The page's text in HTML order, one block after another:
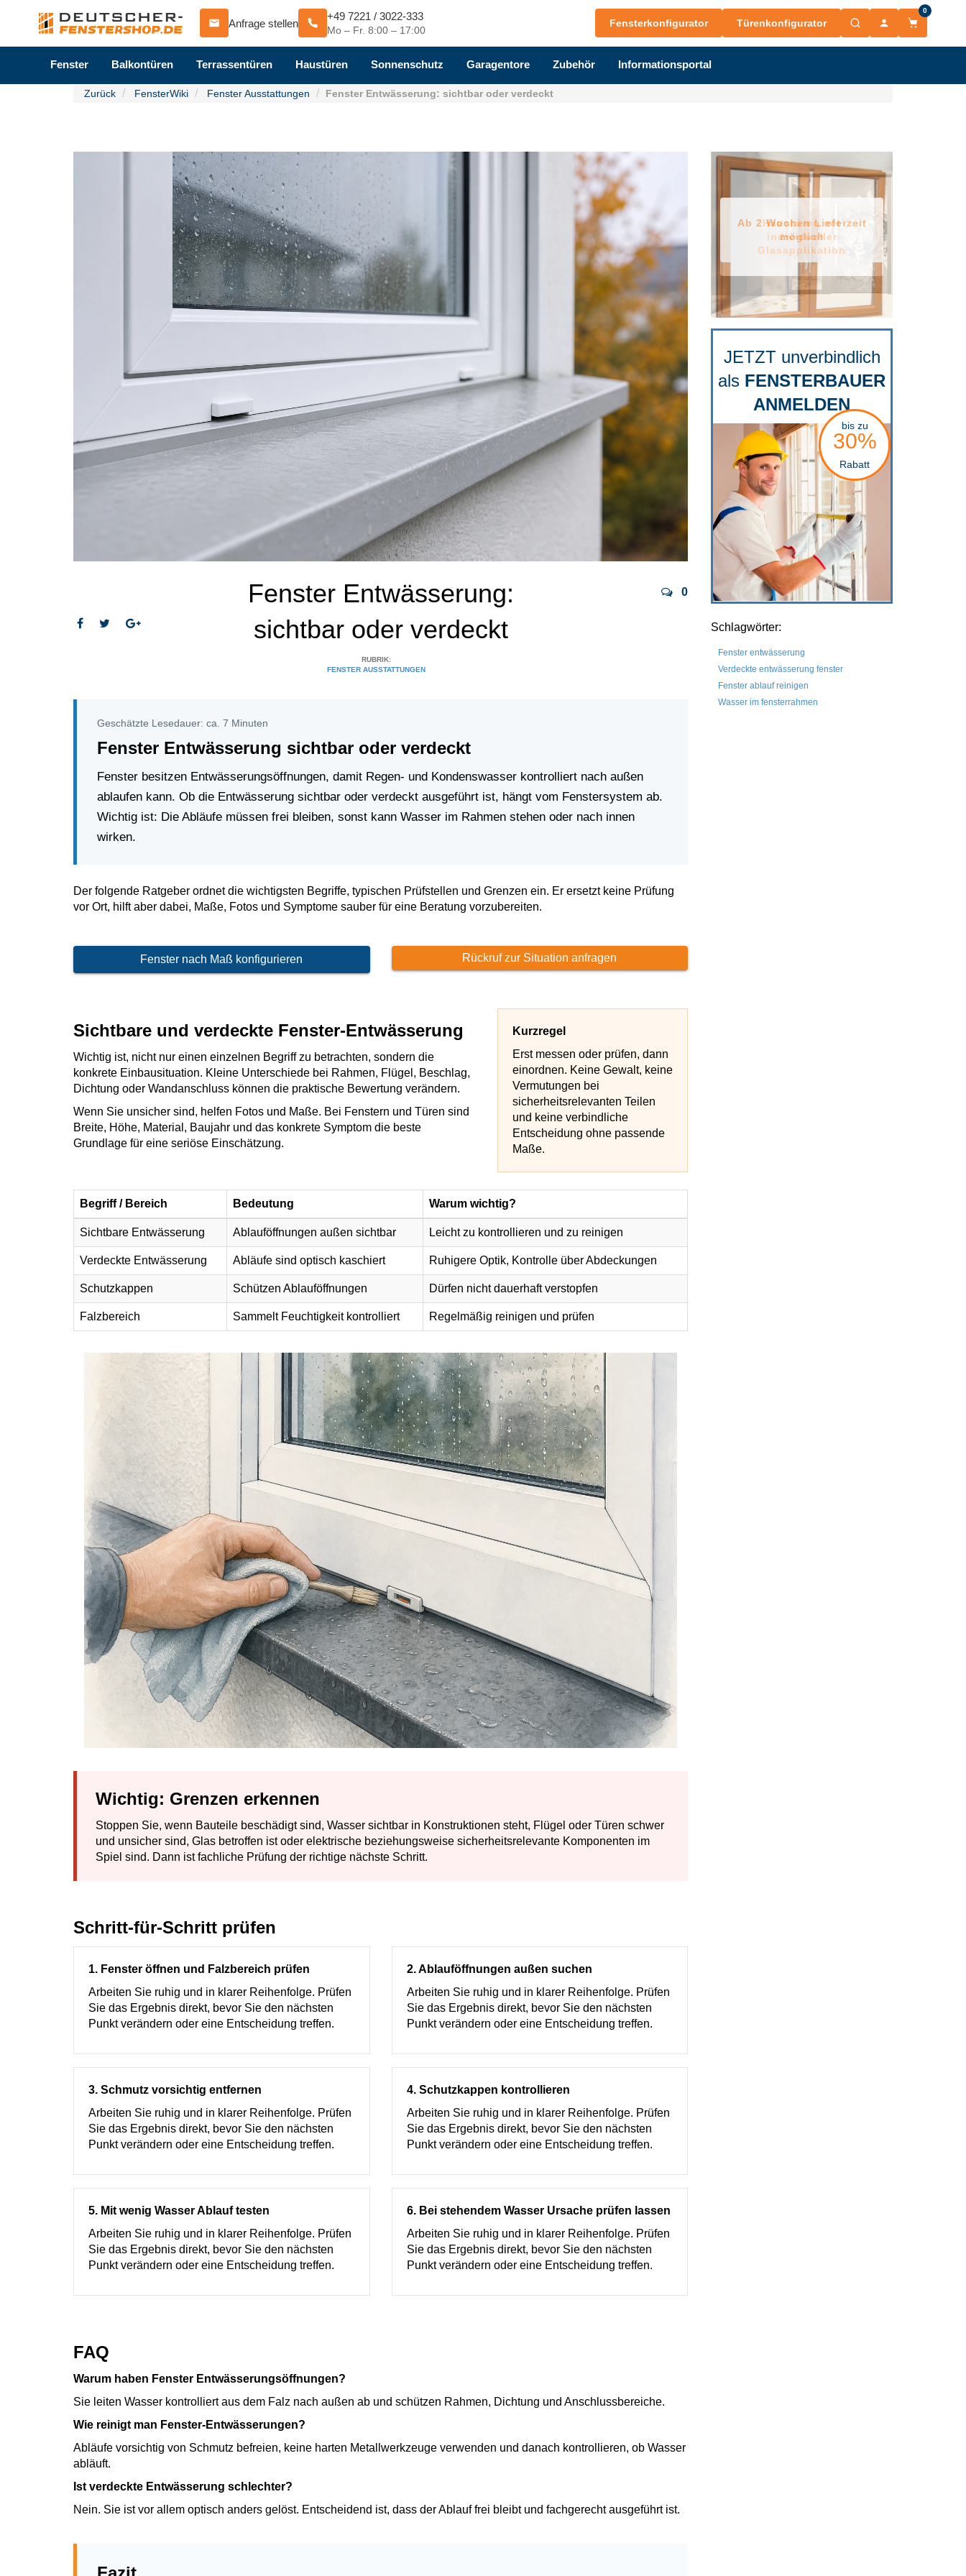
Anfrage stellen
+49 7221 / 3022-333
Mo – Fr. 8:00 – 17:00
Fensterkonfigurator Türenkonfigurator
0
Fenster Balkontüren Terrassentüren Haustüren Sonnenschutz Garagentore Zubehör Informationsportal
Zurück FensterWiki Fenster Ausstattungen Fenster Entwässerung: sichtbar oder verdeckt
Fenster Entwässerung:
sichtbar oder verdeckt
RUBRIK:
FENSTER AUSSTATTUNGEN
0
Geschätzte Lesedauer: ca. 7 Minuten
Fenster Entwässerung sichtbar oder verdeckt
Fenster besitzen Entwässerungsöffnungen, damit Regen- und Kondenswasser kontrolliert nach außen
ablaufen kann. Ob die Entwässerung sichtbar oder verdeckt ausgeführt ist, hängt vom Fenstersystem ab.
Wichtig ist: Die Abläufe müssen frei bleiben, sonst kann Wasser im Rahmen stehen oder nach innen
wirken.
Der folgende Ratgeber ordnet die wichtigsten Begriffe, typischen Prüfstellen und Grenzen ein. Er ersetzt keine Prüfung
vor Ort, hilft aber dabei, Maße, Fotos und Symptome sauber für eine Beratung vorzubereiten.
Fenster nach Maß konfigurieren Rückruf zur Situation anfragen
Sichtbare und verdeckte Fenster-Entwässerung
Wichtig ist, nicht nur einen einzelnen Begriff zu betrachten, sondern die
konkrete Einbausituation. Kleine Unterschiede bei Rahmen, Flügel, Beschlag,
Dichtung oder Wandanschluss können die praktische Bewertung verändern.
Wenn Sie unsicher sind, helfen Fotos und Maße. Bei Fenstern und Türen sind
Breite, Höhe, Material, Baujahr und das konkrete Symptom die beste
Grundlage für eine seriöse Einschätzung.
Kurzregel
Erst messen oder prüfen, dann
einordnen. Keine Gewalt, keine
Vermutungen bei
sicherheitsrelevanten Teilen
und keine verbindliche
Entscheidung ohne passende
Maße.
Begriff / Bereich Bedeutung Warum wichtig?
Sichtbare Entwässerung Ablauföffnungen außen sichtbar Leicht zu kontrollieren und zu reinigen
Verdeckte Entwässerung Abläufe sind optisch kaschiert Ruhigere Optik, Kontrolle über Abdeckungen
Schutzkappen Schützen Ablauföffnungen Dürfen nicht dauerhaft verstopfen
Falzbereich Sammelt Feuchtigkeit kontrolliert Regelmäßig reinigen und prüfen
Wichtig: Grenzen erkennen
Stoppen Sie, wenn Bauteile beschädigt sind, Wasser sichtbar in Konstruktionen steht, Flügel oder Türen schwer
und unsicher sind, Glas betroffen ist oder elektrische beziehungsweise sicherheitsrelevante Komponenten im
Spiel sind. Dann ist fachliche Prüfung der richtige nächste Schritt.
Schritt-für-Schritt prüfen
1. Fenster öffnen und Falzbereich prüfen
Arbeiten Sie ruhig und in klarer Reihenfolge. Prüfen
Sie das Ergebnis direkt, bevor Sie den nächsten
Punkt verändern oder eine Entscheidung treffen.
2. Ablauföffnungen außen suchen
Arbeiten Sie ruhig und in klarer Reihenfolge. Prüfen
Sie das Ergebnis direkt, bevor Sie den nächsten
Punkt verändern oder eine Entscheidung treffen.
3. Schmutz vorsichtig entfernen
Arbeiten Sie ruhig und in klarer Reihenfolge. Prüfen
Sie das Ergebnis direkt, bevor Sie den nächsten
Punkt verändern oder eine Entscheidung treffen.
4. Schutzkappen kontrollieren
Arbeiten Sie ruhig und in klarer Reihenfolge. Prüfen
Sie das Ergebnis direkt, bevor Sie den nächsten
Punkt verändern oder eine Entscheidung treffen.
5. Mit wenig Wasser Ablauf testen
Arbeiten Sie ruhig und in klarer Reihenfolge. Prüfen
Sie das Ergebnis direkt, bevor Sie den nächsten
Punkt verändern oder eine Entscheidung treffen.
6. Bei stehendem Wasser Ursache prüfen lassen
Arbeiten Sie ruhig und in klarer Reihenfolge. Prüfen
Sie das Ergebnis direkt, bevor Sie den nächsten
Punkt verändern oder eine Entscheidung treffen.
FAQ
Warum haben Fenster Entwässerungsöffnungen?
Sie leiten Wasser kontrolliert aus dem Falz nach außen ab und schützen Rahmen, Dichtung und Anschlussbereiche.
Wie reinigt man Fenster-Entwässerungen?
Abläufe vorsichtig von Schmutz befreien, keine harten Metallwerkzeuge verwenden und danach kontrollieren, ob Wasser
abläuft.
Ist verdeckte Entwässerung schlechter?
Nein. Sie ist vor allem optisch anders gelöst. Entscheidend ist, dass der Ablauf frei bleibt und fachgerecht ausgeführt ist.
Ab 2 Wochen Lieferzeit
möglich
Haustüren mit
individueller
Glasapplikation
JETZT unverbindlich
als FENSTERBAUER
ANMELDEN
bis zu
30%
Rabatt
Schlagwörter:
Fenster entwässerung
Verdeckte entwässerung fenster
Fenster ablauf reinigen
Wasser im fensterrahmen